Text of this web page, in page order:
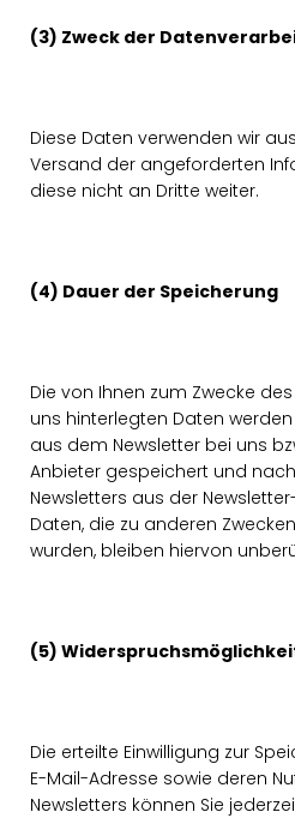
(3) Zweck der
Diese Daten verwenden wir
Versand der angeforderten
diese nicht an Dritte weiter.
(4) Dauer der Speicherung
Die von Ihnen zum Zwecke
uns hinterlegten Daten
aus dem Newsletter bei uns
Anbieter gespeichert und
Newsletters aus der
Daten, die zu anderen
wurden, bleiben hiervon
(5)
Die erteilte Einwilligung zur
E-Mail-Adresse sowie deren
Newsletters können Sie